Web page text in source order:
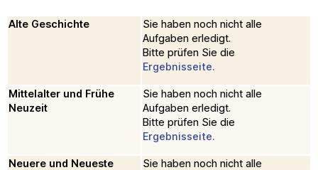
Alte Geschichte
Sie haben noch nicht alle
Aufgaben erledigt.
Bitte prüfen Sie die
Ergebnisseite.
Mittelalter und Frühe
Neuzeit
Sie haben noch nicht alle
Aufgaben erledigt.
Bitte prüfen Sie die
Ergebnisseite.
Neuere und Neueste
Sie haben noch nicht alle